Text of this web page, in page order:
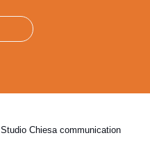
Studio Chiesa communication